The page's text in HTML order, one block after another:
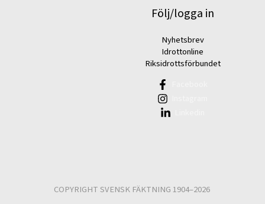
Följ/logga in
Nyhetsbrev
Idrottonline
Riksidrottsförbundet
COPYRIGHT SVENSK FÄKTNING 1904–2026